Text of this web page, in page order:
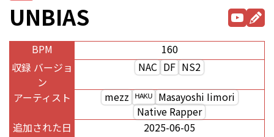
UNBIAS
BPM
160
収録 バージョ
ン
NAC DF NS2
アーティスト mezz ᴴᴬᴷᵁ Masayoshi Iimori
Native Rapper
追加された日
2025-06-05